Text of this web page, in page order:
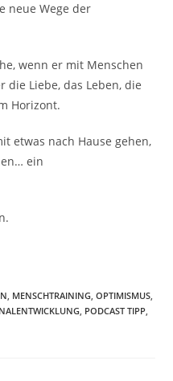
neue Wege der
wenn er mit Menschen
Liebe, das Leben, die
Horizont.
etwas nach Hause gehen,
ein
, MENSCHTRAINING, OPTIMISMUS,
, PODCAST TIPP,